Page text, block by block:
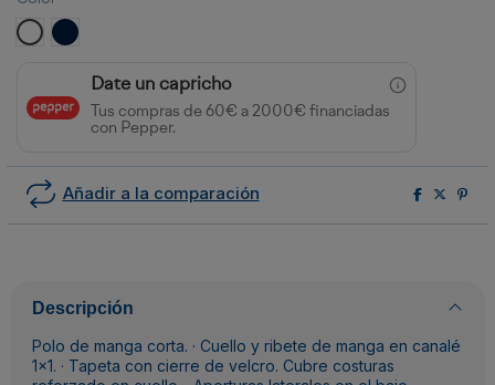
BLANCOMARINO
Date un capricho
Tus compras de 60€ a 2000€ financiadas
con Pepper.
Añadir a la comparación
Descripción
Polo de manga corta. · Cuello y ribete de manga en canalé
1x1. · Tapeta con cierre de velcro. Cubre costuras